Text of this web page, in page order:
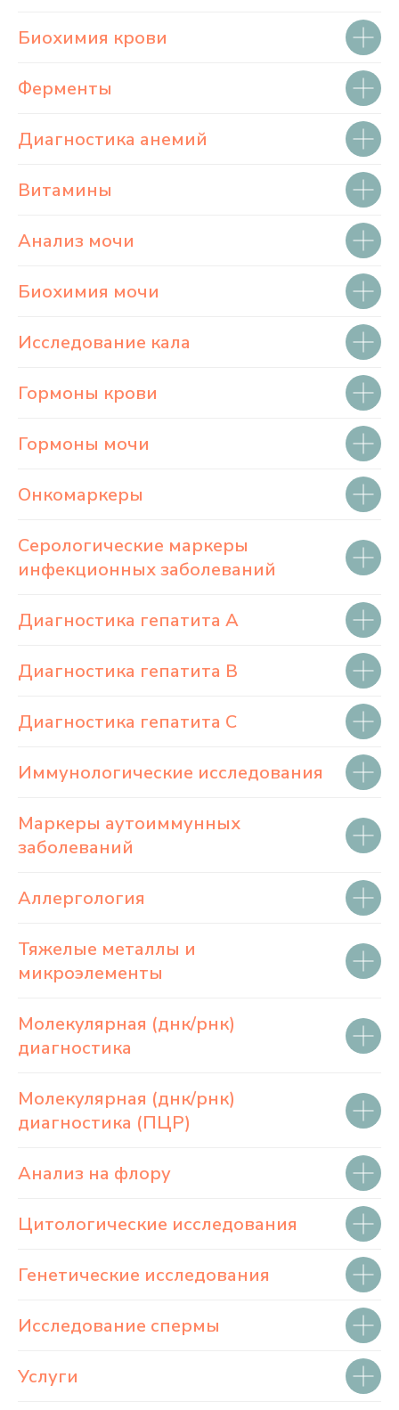
Биохимия крови
Ферменты
Диагностика анемий
Витамины
Анализ мочи
Биохимия мочи
Исследование кала
Гормоны крови
Гормоны мочи
Онкомаркеры
Серологические маркеры
инфекционных заболеваний
Диагностика гепатита А
Диагностика гепатита В
Диагностика гепатита С
Иммунологические исследования
Маркеры аутоиммунных
заболеваний
Аллергология
Тяжелые металлы и
микроэлементы
Молекулярная (днк/рнк)
диагностика
Молекулярная (днк/рнк)
диагностика (ПЦР)
Анализ на флору
Цитологические исследования
Генетические исследования
Исследование спермы
Услуги